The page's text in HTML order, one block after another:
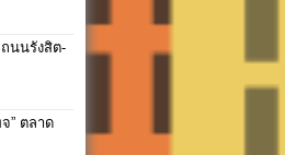
นนรังสิต-
” ตลาด